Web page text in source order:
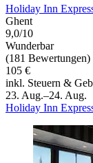
Holiday Inn
Ghent
9,0/10
Wunderbar
(181 Bewertungen)
105 €
inkl. Steuern &
23. Aug.–24. Aug.
Holiday Inn